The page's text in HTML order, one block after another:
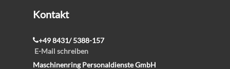
Kontakt
+49 8431/ 5388-157
E-Mail schreiben
Maschinenring Personaldienste GmbH